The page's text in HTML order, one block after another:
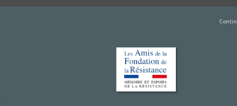
de Mauthausen)
1942.